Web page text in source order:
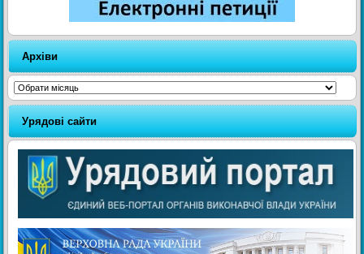
Архіви
Архіви
Урядові сайти